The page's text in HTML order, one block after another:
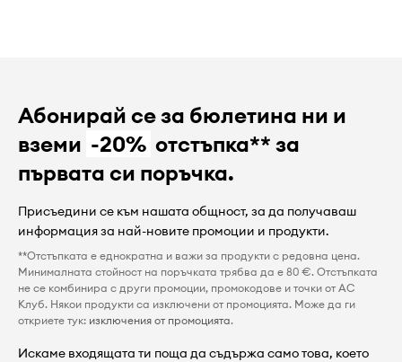
Абонирай се за бюлетина ни и
вземи -20% отстъпка** за
първата си поръчка.
Присъедини се към нашата общност, за да получаваш
информация за най-новите промоции и продукти.
**Отстъпката е еднократна и важи за продукти с редовна цена.
Минималната стойност на поръчката трябва да е 80 €. Отстъпката
не се комбинира с други промоции, промокодове и точки от AC
Клуб. Някои продукти са изключени от промоцията. Може да ги
откриете тук: изключения от промоцията.
Искаме входящата ти поща да съдържа само това, което